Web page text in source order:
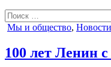
Search
for:
Posted
Мы и общество, Новости
100 лет Ленин